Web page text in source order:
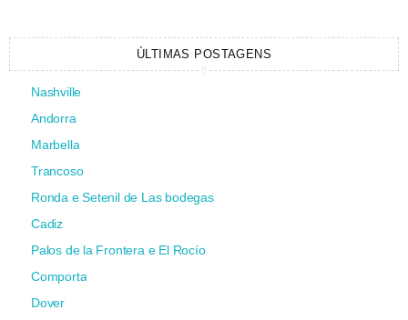
ÚLTIMAS POSTAGENS
Nashville
Andorra
Marbella
Trancoso
Ronda e Setenil de Las bodegas
Cadiz
Palos de la Frontera e El Rocío
Comporta
Dover